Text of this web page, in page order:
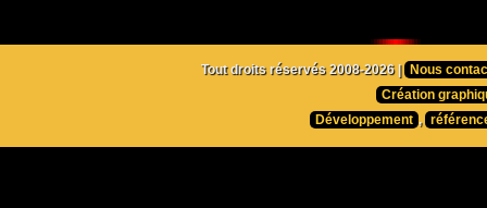
Tout droits réservés 2008-2026 |
Nous
Création
Développement ,